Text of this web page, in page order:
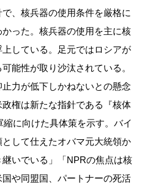
、核兵器の使用条件を厳格に
った。核兵器の使用を主に核
している。足元ではロシアが
能性が取り沙汰されている。
力が低下しかねないとの懸念
権は新たな指針である『核体
に向けた具体策を示す。バイ
して仕えたオバマ元大統領か
いでいる」「NPRの焦点は核
や同盟国、パートナーの死活